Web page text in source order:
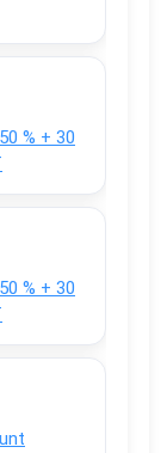
% + 30
% + 30